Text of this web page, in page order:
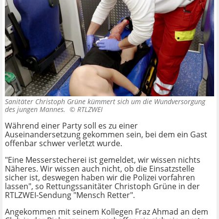
Sanitäter Christoph Grüne kümmert sich um die Wundversorgung
des jungen Mannes. © RTLZWEI
Während einer Party soll es zu einer
Auseinandersetzung gekommen sein, bei dem ein Gast
offenbar schwer verletzt wurde.
"Eine Messerstecherei ist gemeldet, wir wissen nichts
Näheres. Wir wissen auch nicht, ob die Einsatzstelle
sicher ist, deswegen haben wir die Polizei vorfahren
lassen", so Rettungssanitäter Christoph Grüne in der
RTLZWEI-Sendung "Mensch Retter".
Angekommen mit seinem Kollegen Fraz Ahmad an dem